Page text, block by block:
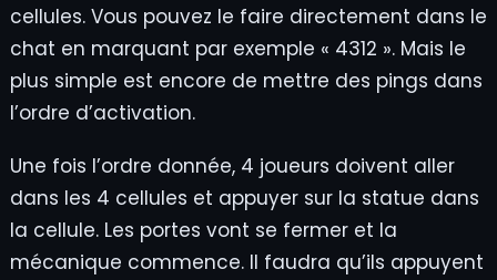
cellules. Vous pouvez le faire directement dans le
chat en marquant par exemple « 4312 ». Mais le
plus simple est encore de mettre des pings dans
l’ordre d’activation.
Une fois l’ordre donnée, 4 joueurs doivent aller
dans les 4 cellules et appuyer sur la statue dans
la cellule. Les portes vont se fermer et la
mécanique commence. Il faudra qu’ils appuyent